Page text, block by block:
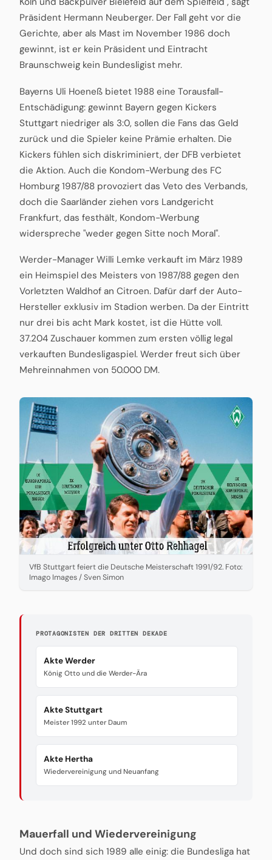
Präsident Hermann Neuberger. Der Fall geht vor die
Gerichte, aber als Mast im November 1986 doch
gewinnt, ist er kein Präsident und Eintracht
Braunschweig kein Bundesligist mehr.
Bayerns Uli Hoeneß bietet 1988 eine Torausfall-
Entschädigung: gewinnt Bayern gegen Kickers
Stuttgart niedriger als 3:0, sollen die Fans das Geld
zurück und die Spieler keine Prämie erhalten. Die
Kickers fühlen sich diskriminiert, der DFB verbietet
die Aktion. Auch die Kondom-Werbung des FC
Homburg 1987/88 provoziert das Veto des Verbands,
doch die Saarländer ziehen vors Landgericht
Frankfurt, das festhält, Kondom-Werbung
widerspreche "weder gegen Sitte noch Moral".
Werder-Manager Willi Lemke verkauft im März 1989
ein Heimspiel des Meisters von 1987/88 gegen den
Vorletzten Waldhof an Citroen. Dafür darf der Auto-
Hersteller exklusiv im Stadion werben. Da der Eintritt
nur drei bis acht Mark kostet, ist die Hütte voll.
37.204 Zuschauer kommen zum ersten völlig legal
verkauften Bundesligaspiel. Werder freut sich über
Mehreinnahmen von 50.000 DM.
VfB Stuttgart feiert die Deutsche Meisterschaft 1991/92. Foto:
Imago Images / Sven Simon
PROTAGONISTEN DER DRITTEN DEKADE
Akte Werder
König Otto und die Werder-Ära
Akte Stuttgart
Meister 1992 unter Daum
Akte Hertha
Wiedervereinigung und Neuanfang
Mauerfall und Wiedervereinigung
Und doch sind sich 1989 alle einig: die Bundesliga hat